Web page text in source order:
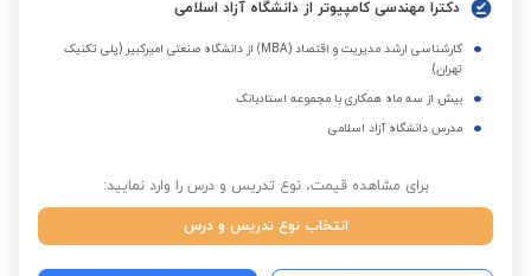
دکترا مهندسی کامپیوتر از دانشگاه آزاد اسلامی
کارشناسی ارشد مدیریت و اقتصاد (MBA) از دانشگاه صنعتی امیرکبیر (پلی تکنیک
تهران)
بیش از سه ماه همکاری با مجموعه استادبانک
مدرس دانشگاه آزاد اسلامی
برای مشاهده قیمت، نوع تدریس و درس را وارد نمایید:
انتخاب نوع تدریس و درس